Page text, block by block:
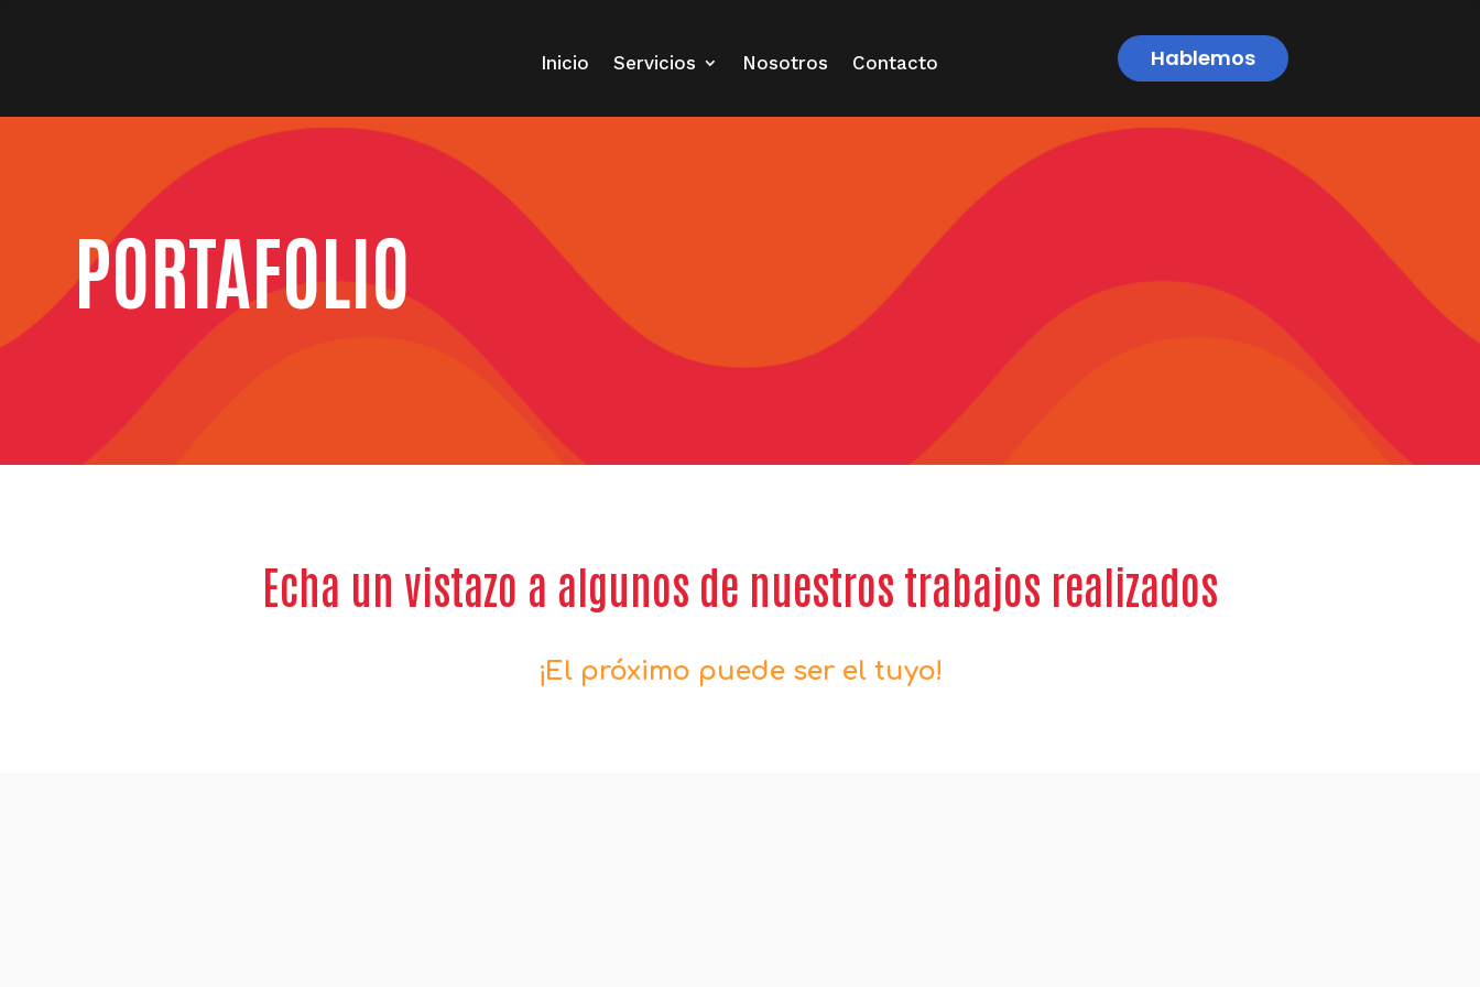
Inicio Servicios Nosotros Contacto Hablemos
PORTAFOLIO
Echa un vistazo a algunos de nuestros trabajos realizados
¡El próximo puede ser el tuyo!